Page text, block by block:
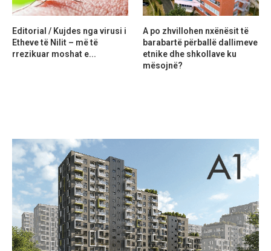
Editorial / Kujdes nga virusi i
Etheve të Nilit – më të
rrezikuar moshat e...
A po zhvillohen nxënësit të
barabartë përballë dallimeve
etnike dhe shkollave ku
mësojnë?